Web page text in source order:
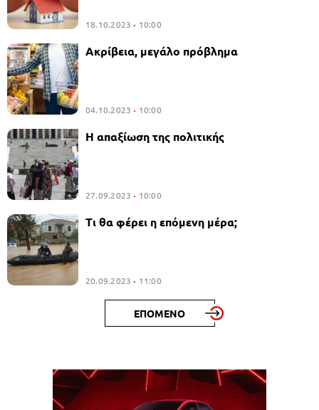
18.10.2023 10:00
Ακρίβεια, μεγάλο πρόβλημα
04.10.2023 10:00
Η απαξίωση της πολιτικής
27.09.2023 10:00
Τι θα φέρει η επόμενη μέρα;
20.09.2023 11:00
ΕΠΟΜΕΝΟ